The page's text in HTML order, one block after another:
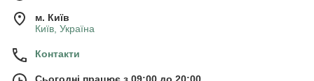
м. Київ
Київ, Україна
Контакти